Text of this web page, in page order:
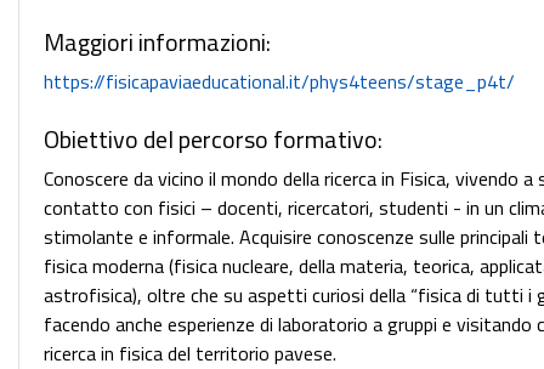
Maggiori informazioni:
https://fisicapaviaeducational.it/phys4teens/stage_p4t/
Obiettivo del percorso formativo:
Conoscere da vicino il mondo della ricerca in Fisica, vivendo
contatto con fisici – docenti, ricercatori, studenti - in un
stimolante e informale. Acquisire conoscenze sulle principali
fisica moderna (fisica nucleare, della materia, teorica,
astrofisica), oltre che su aspetti curiosi della “fisica di tutti i
facendo anche esperienze di laboratorio a gruppi e visitando
ricerca in fisica del territorio pavese.